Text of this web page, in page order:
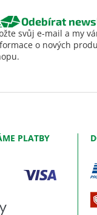
Odebírat
svůj e-mail a my
o nových
PLATBY